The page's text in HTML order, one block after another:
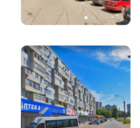
+5